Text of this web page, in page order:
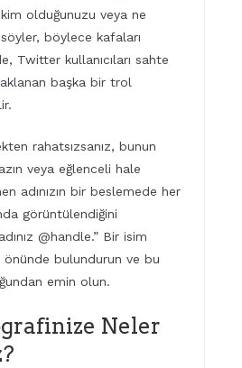
olduğunuzu veya ne
böylece kafaları
Twitter kullanıcıları sahte
başka bir trol
rahatsızsanız, bunun
veya eğlenceli hale
adınızın bir beslemede her
görüntülendiğini
@handle.” Bir isim
bulundurun ve bu
emin olun.
Neler